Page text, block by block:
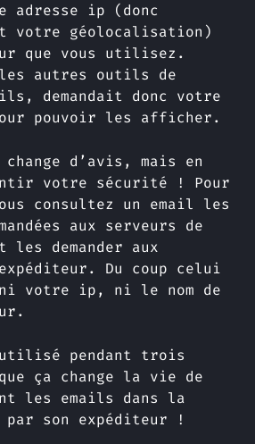
adresse ip (donc
votre géolocalisation)
que vous utilisez.
les autres outils de
demandait donc votre
pouvoir les afficher.
d’avis, mais en
votre sécurité ! Pour
consultez un email les
aux serveurs de
les demander aux
Du coup celui
votre ip, ni le nom de
pendant trois
ça change la vie de
les emails dans la
par son expéditeur !